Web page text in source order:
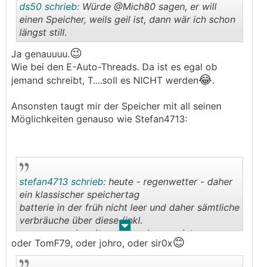
ds50 schrieb: Würde @Mich80 sagen, er will
einen Speicher, weils geil ist, dann wär ich schon
längst still.
Ja genauuuu.😉
Wie bei den E-Auto-Threads. Da ist es egal ob
jemand schreibt, T....soll es NICHT werden😂.
Ansonsten taugt mir der Speicher mit all seinen
Möglichkeiten genauso wie Stefan4713:
. .
stefan4713 schrieb: heute - regenwetter - daher
ein klassischer speichertag
batterie in der früh nicht leer und daher sämtliche
verbräuche über diese (inkl.
warmwasserbereitung...) auch gespeist -
vorkochen, bügeln, kaffeemaschine... egal
netzbezug vlt. 70 watt, weil er halt immerwieder
oder TomF79, oder johro, oder sir0x😊